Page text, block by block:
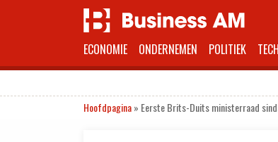
ECONOMIE ONDERNEMEN POLITIEK TECH
Hoofdpagina» Eerste Brits-Duits ministerraad